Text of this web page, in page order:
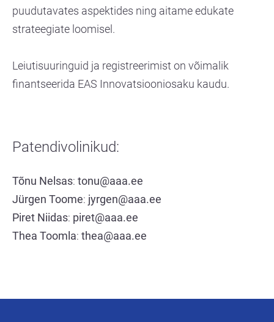
puudutavates aspektides ning aitame edukate
strateegiate loomisel.
Leiutisuuringuid ja registreerimist on võimalik
finantseerida EAS Innovatsiooniosaku kaudu.
Patendivolinikud:
Tõnu Nelsas: tonu@aaa.ee
Jürgen Toome: jyrgen@aaa.ee
Piret Niidas: piret@aaa.ee
Thea Toomla: thea@aaa.ee